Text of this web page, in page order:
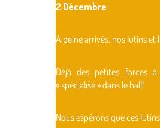
2 Décembre
A peine arrivés, nos lutins
Déjà des petites farces
« spécialisé » dans le hall!
Nous espérons que ces